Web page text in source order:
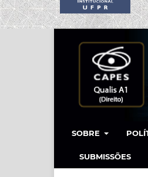
SOBRE
SUBMISSÕES